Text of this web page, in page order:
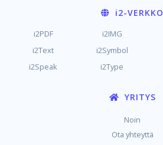
i2-VERKKO
i2PDF i2IMG
i2Text
i2Symbol
i2Speak
i2Type
YRITYS
Noin
Ota yhteyttä